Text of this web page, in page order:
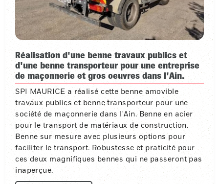
Réalisation d'une benne travaux publics et
d'une benne transporteur pour une entreprise
de maçonnerie et gros oeuvres dans l'Ain.
SPI MAURICE a réalisé cette benne amovible
travaux publics et benne transporteur pour une
société de maçonnerie dans l'Ain. Benne en acier
pour le transport de matériaux de construction.
Benne sur mesure avec plusieurs options pour
faciliter le transport. Robustesse et praticité pour
ces deux magnifiques bennes qui ne passeront pas
inaperçue.